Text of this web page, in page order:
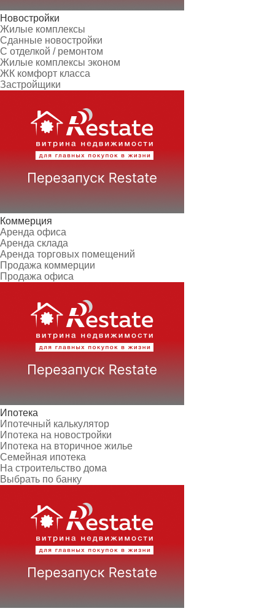
Новостройки
Жилые комплексы
Сданные новостройки
С отделкой / ремонтом
Жилые комплексы эконом
ЖК комфорт класса
Застройщики
Коммерция
Аренда офиса
Аренда склада
Аренда торговых помещений
Продажа коммерции
Продажа офиса
Ипотека
Ипотечный калькулятор
Ипотека на новостройки
Ипотека на вторичное жилье
Семейная ипотека
На строительство дома
Выбрать по банку